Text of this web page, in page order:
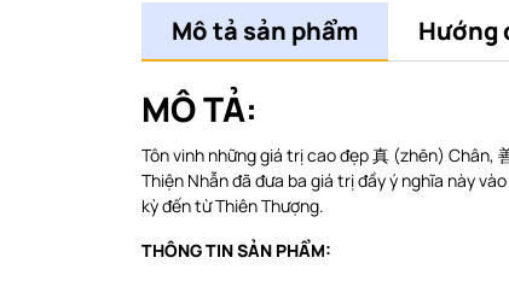
Mô tả sản phẩm Hướng
MÔ TẢ:
Tôn vinh những giá trị cao đẹp 真 (zhēn) Chân,
Thiện Nhẫn đã đưa ba giá trị đầy ý nghĩa này
kỳ đến từ Thiên Thượng.
THÔNG TIN SẢN PHẨM: